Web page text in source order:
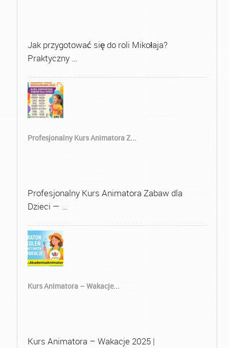
Jak przygotować się do roli Mikołaja?
Praktyczny …
Profesjonalny Kurs Animatora Z...
Profesjonalny Kurs Animatora Zabaw dla
Dzieci — …
Kurs Animatora – Wakacje...
Kurs Animatora – Wakacje 2025 |